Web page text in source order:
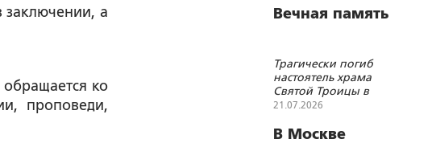
заключении, а
ко
проповеди,
Вечная память
Трагически погиб
настоятель храма
Святой Троицы в
Хомутово
Вячеслав Пушкарев
21.07.2026
В Москве